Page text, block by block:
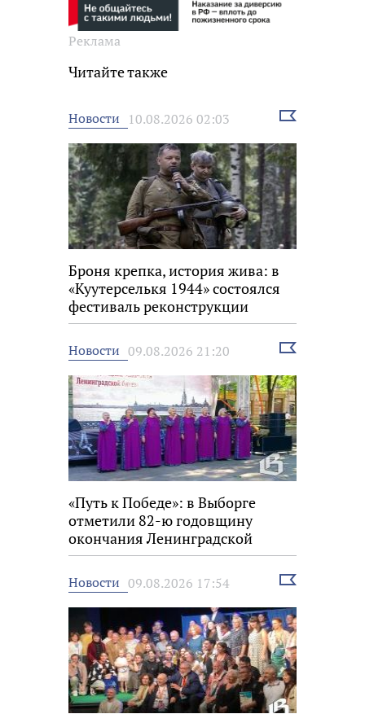
Реклама
Читайте также
Новости 10.08.2026 02:03
Выбрать
Броня крепка, история жива: в
«Куутерселькя 1944» состоялся
фестиваль реконструкции
Новости 09.08.2026 21:20
Выбрать
«Путь к Победе»: в Выборге
отметили 82-ю годовщину
окончания Ленинградской
битвы
Новости 09.08.2026 17:54
Выбрать